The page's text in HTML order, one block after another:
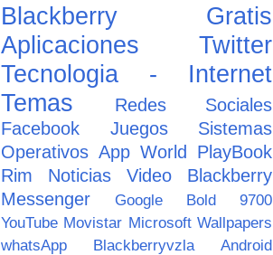
Blackberry
Gratis
Aplicaciones
Twitter
Tecnologia - Internet
Temas
Redes Sociales
Facebook
Juegos
Sistemas
Operativos App World PlayBook
Rim
Noticias Video
Blackberry
Messenger
Google
Bold 9700
YouTube Movistar Microsoft Wallpapers
whatsApp
Blackberryvzla
Android